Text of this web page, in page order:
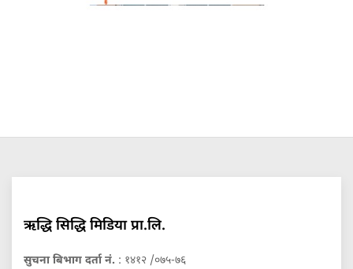
ऋद्धि सिद्धि मिडिया प्रा.लि.
सुचना बिभाग दर्ता नं. : १४१२ /०७५-७६